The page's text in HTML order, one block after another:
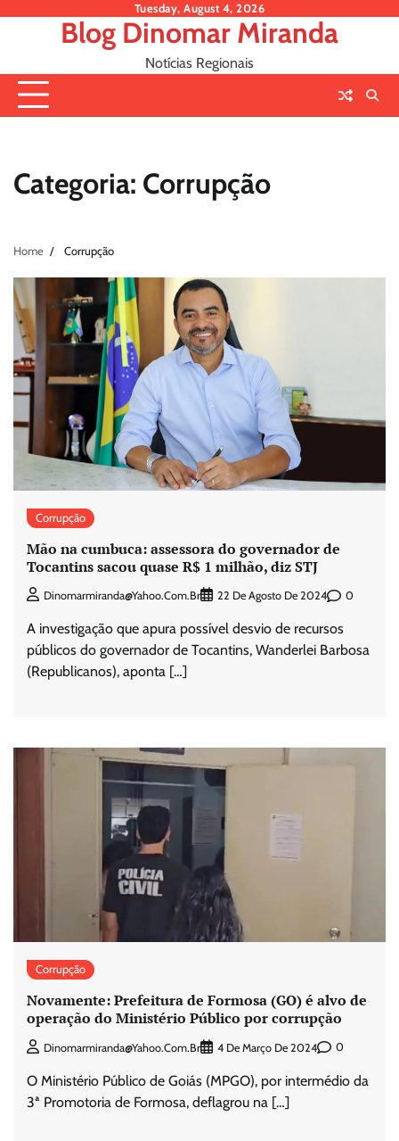
Tuesday, August 4, 2026
Blog Dinomar Miranda
Notícias Regionais
Categoria: Corrupção
Home Corrupção
Corrupção
Mão na cumbuca: assessora do governador de
Tocantins sacou quase R$ 1 milhão, diz STJ
Dinomarmiranda@yahoo.com.br 22 De Agosto De 2024 0
A investigação que apura possível desvio de recursos
públicos do governador de Tocantins, Wanderlei Barbosa
(Republicanos), aponta […]
Corrupção
Novamente: Prefeitura de Formosa (GO) é alvo de
operação do Ministério Público por corrupção
Dinomarmiranda@yahoo.com.br 4 De Março De 2024 0
O Ministério Público de Goiás (MPGO), por intermédio da
3ª Promotoria de Formosa, deflagrou na […]